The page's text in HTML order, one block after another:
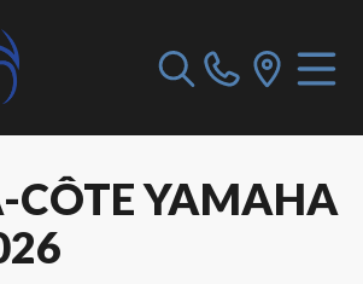
CÔTE YAMAHA